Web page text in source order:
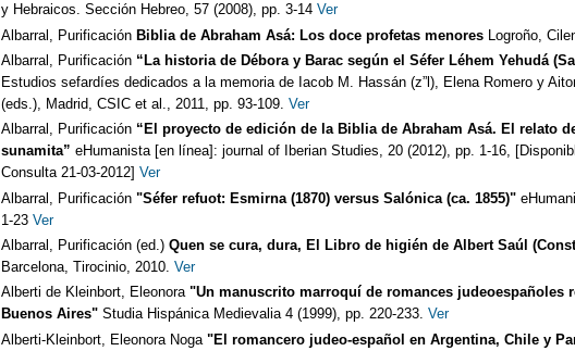
y Hebraicos. Sección Hebreo, 57 (2008), pp. 3-14 Ver
Albarral, Purificación Biblia de Abraham Asá: Los doce profetas menores Logroño,
Albarral, Purificación “La historia de Débora y Barac según el Séfer Léhem Yehudá
Estudios sefardíes dedicados a la memoria de Iacob M. Hassán (z”l), Elena Romero y
(eds.), Madrid, CSIC et al., 2011, pp. 93-109. Ver
Albarral, Purificación “El proyecto de edición de la Biblia de Abraham Asá. El relato
sunamita” eHumanista [en línea]: journal of Iberian Studies, 20 (2012), pp. 1-16,
Consulta 21-03-2012] Ver
Albarral, Purificación"Séfer refuot: Esmirna (1870) versus Salónica (ca. 1855)"
1-23 Ver
Albarral, Purificación (ed.) Quen se cura, dura, El Libro de higién de Albert Saúl
Barcelona, Tirocinio, 2010. Ver
Alberti de Kleinbort, Eleonora"Un manuscrito marroquí de romances judeoespañoles
Buenos Aires" Studia Hispánica Medievalia 4 (1999), pp. 220-233. Ver
Alberti-Kleinbort, Eleonora Noga "El romancero judeo-español en Argentina, Chile y